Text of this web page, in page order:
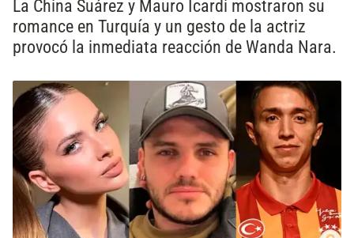
La China Suárez y Mauro Icardi mostraron su
romance en Turquía y un gesto de la actriz
provocó la inmediata reacción de Wanda Nara.